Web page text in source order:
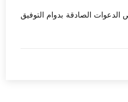
الدعوات الصادقة بدوام التوفيق